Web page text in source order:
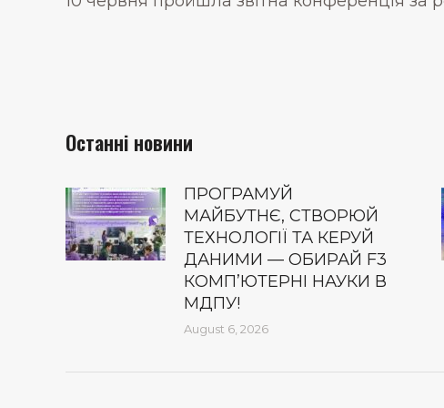
Останні новини
ПРОГРАМУЙ
МАЙБУТНЄ, СТВОРЮЙ
ТЕХНОЛОГІЇ ТА КЕРУЙ
ДАНИМИ — ОБИРАЙ F3
КОМП’ЮТЕРНІ НАУКИ В
МДПУ!
August 6, 2026